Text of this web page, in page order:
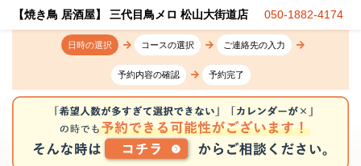
【焼き鳥 居酒屋】 三代目鳥メロ 松山大街道店 050-1882-4174
日時の選択 コースの選択 ご連絡先の入力
予約内容の確認 予約完了